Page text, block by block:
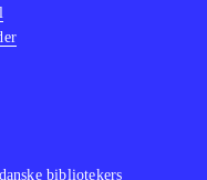
bibliotekers